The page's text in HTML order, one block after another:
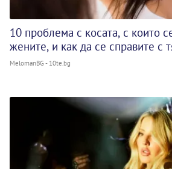
10 проблема с косата, с които
жените, и как да се справите с
MelomanBG - 10te.bg